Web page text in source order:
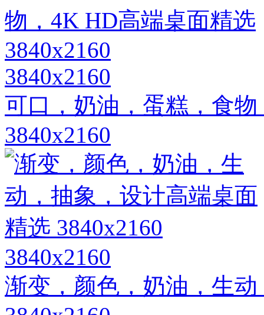
3840x2160
可口，奶油，蛋糕，食
3840x2160
3840x2160
渐变，颜色，奶油，生